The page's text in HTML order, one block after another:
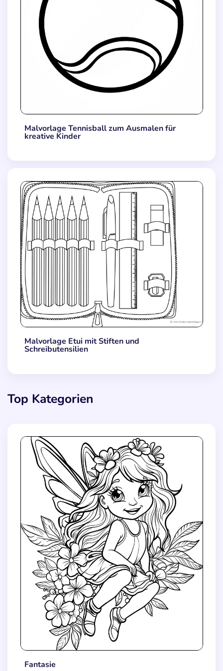
Malvorlage Tennisball zum Ausmalen für
kreative Kinder
Malvorlage Etui mit Stiften und
Schreibutensilien
Top Kategorien
Fantasie